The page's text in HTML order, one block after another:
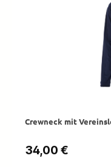
Crewneck mit
Regulärer Preis:
34,00 €